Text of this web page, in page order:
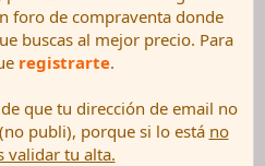
foro de compraventa donde
buscas al mejor precio. Para
registrarte.
que tu dirección de email no
publi), porque si lo está no
validar tu alta.